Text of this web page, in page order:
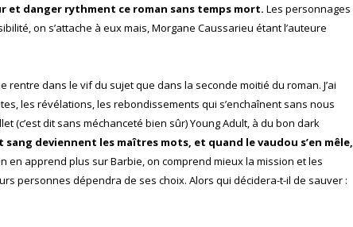
et danger rythment ce roman sans temps mort. Les personnages
on s’attache à eux mais, Morgane Caussarieu étant l’auteure
rentre dans le vif du sujet que dans la seconde moitié du roman. J’ai
les révélations, les rebondissements qui s’enchaînent sans nous
(c’est dit sans méchanceté bien sûr) Young Adult, à du bon dark
deviennent les maîtres mots, et quand le vaudou s’en mêle,
en apprend plus sur Barbie, on comprend mieux la mission et les
personnes dépendra de ses choix. Alors qui décidera-t-il de sauver :